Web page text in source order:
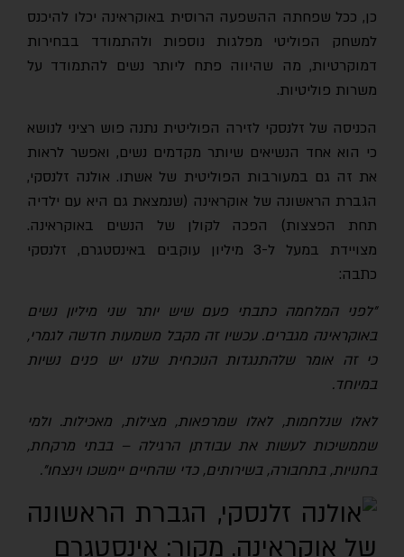
כן, ככל שפחתה ההשפעה הרוסית באוקראינה יכלו להיכנס
למשחק הפוליטי מפלגות נוספות ולהתמודד בבחירות
דמוקרטיות, מה שהיווה פתח ליותר נשים להתמודד על
משרות פוליטיות.
הכניסה של זלנסקי לזירה הפוליטית נתנה פוש רציני לנושא
כי הוא אחד הנשיאים שיותר מקדמים נשים, ואפשר לראות
את זה גם במעורבות הפוליטית של אשתו. אולנה זלנסקי,
הגברת הראשונה של אוקראינה (שנמצאת גם היא עם ילדיה
תחת הפצצות) הפכה לקולן של הנשים באוקראינה.
מצויידת במעל ל-3 מיליון עוקבים באינסטגרם, זלנסקי
כתבה:
״לפני המלחמה כתבתי פעם שיש יותר שני מיליון נשים
באוקראינה מגברים. עכשיו זה מקבל משמעות חדשה לגמרי,
כי זה אומר שלהתנגדות הנוכחית שלנו יש פנים נשיות
במיוחד.
לאלו שנלחמות, לאלו שמרפאות, מצילות, מאכילות. ולמי
שממשיכות לעשות את עבודתן הרגילה – בבתי מרקחת,
בחנויות, בתחבורה, בשירותים, כדי שהחיים יימשכו וינצחו״.